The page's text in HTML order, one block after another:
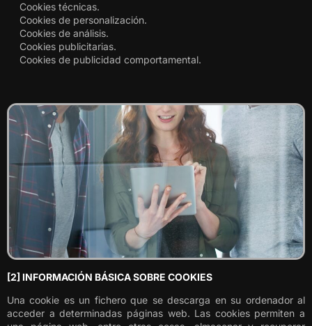
Cookies técnicas.
Cookies de personalización.
Cookies de análisis.
Cookies publicitarias.
Cookies de publicidad comportamental.
[2] INFORMACIÓN BÁSICA SOBRE COOKIES
Una cookie es un fichero que se descarga en su ordenador al
acceder a determinadas páginas web. Las cookies permiten a